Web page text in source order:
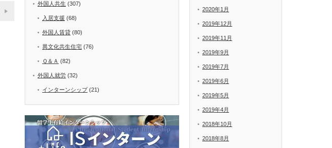
外国人共生 (307)
入居支援 (68)
外国人賃貸 (80)
異文化共生住宅 (76)
Ｑ＆Ａ (82)
外国人就労 (32)
インターンシップ(21)
2020年1月
2019年12月
2019年11月
2019年9月
2019年7月
2019年6月
2019年5月
2019年4月
2018年10月
2018年8月